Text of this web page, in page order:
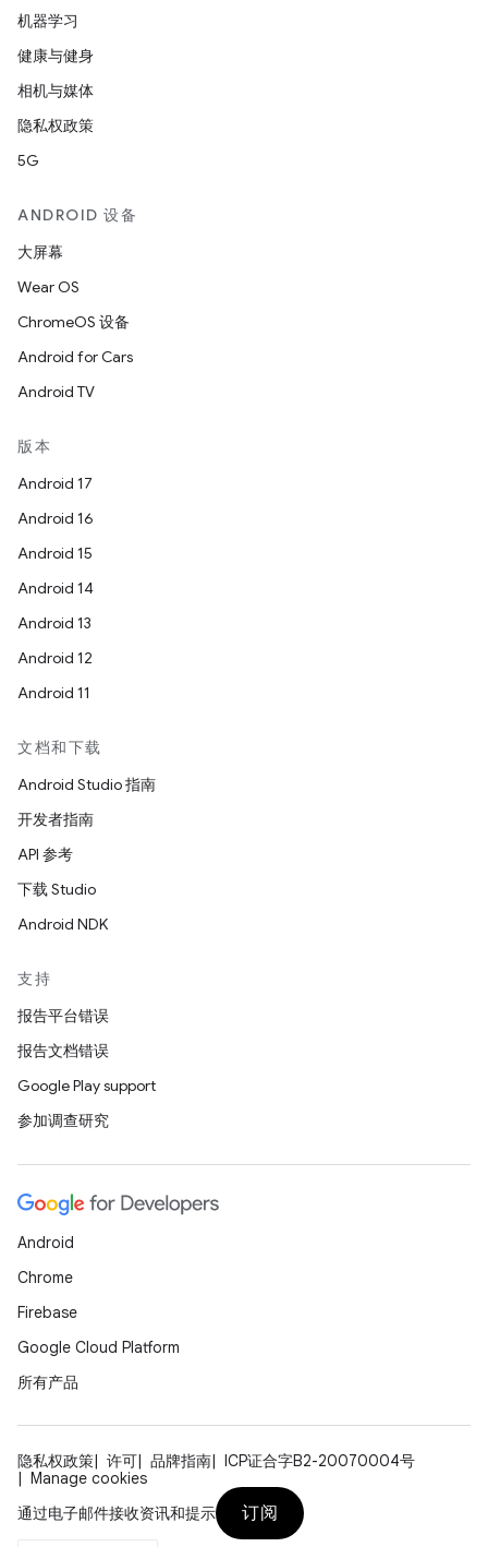
机器学习
健康与健身
相机与媒体
隐私权政策
5G
ANDROID 设备
大屏幕
Wear OS
ChromeOS 设备
Android for Cars
Android TV
版本
Android 17
Android 16
Android 15
Android 14
Android 13
Android 12
Android 11
文档和下载
Android Studio 指南
开发者指南
API 参考
下载 Studio
Android NDK
支持
报告平台错误
报告文档错误
Google Play support
参加调查研究
Android
Chrome
Firebase
Google Cloud Platform
所有产品
隐私权政策 许可 品牌指南
ICP证合字B2-20070004号
Manage cookies
通过电子邮件接收资讯和提示
订阅